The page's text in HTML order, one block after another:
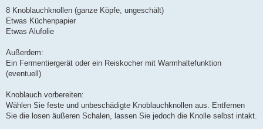
8 Knoblauchknollen (ganze Köpfe, ungeschält)
Etwas Küchenpapier
Etwas Alufolie
Außerdem:
Ein Fermentiergerät oder ein Reiskocher mit Warmhaltefunktion
(eventuell)
Knoblauch vorbereiten:
Wählen Sie feste und unbeschädigte Knoblauchknollen aus. Entfernen
Sie die losen äußeren Schalen, lassen Sie jedoch die Knolle selbst intakt.